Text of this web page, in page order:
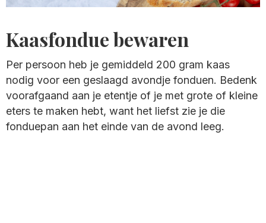
Kaasfondue bewaren
Per persoon heb je gemiddeld 200 gram kaas
nodig voor een geslaagd avondje fonduen. Bedenk
voorafgaand aan je etentje of je met grote of kleine
eters te maken hebt, want het liefst zie je die
fonduepan aan het einde van de avond leeg.